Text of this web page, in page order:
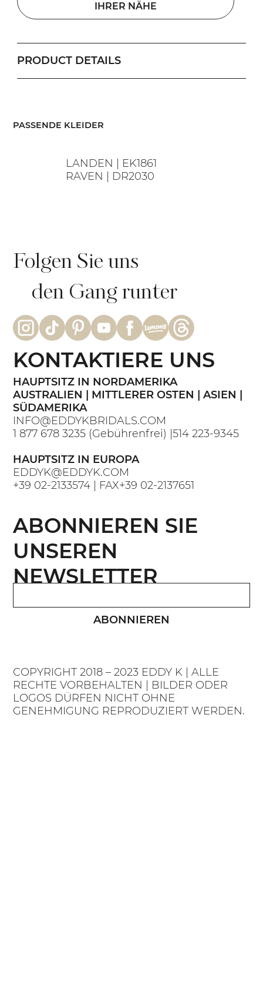
IHRER NÄHE
PRODUCT DETAILS
​PASSENDE KLEIDER
LANDEN | EK1861
RAVEN | DR2030
COPYRIGHT 2018 – 2023 EDDY K | ALLE
RECHTE VORBEHALTEN | BILDER ODER
LOGOS DÜRFEN NICHT OHNE
GENEHMIGUNG REPRODUZIERT WERDEN.
Folgen Sie uns
den Gang runter
HAUPTSITZ IN NORDAMERIKA
AUSTRALIEN | MITTLERER OSTEN | ASIEN |
SÜDAMERIKA
INFO@EDDYKBRIDALS.COM
1 877 678 3235 (Gebührenfrei) |514 223-9345
HAUPTSITZ IN EUROPA
EDDYK@EDDYK.COM
+39 02-2133574 | FAX+39 02-2137651
KONTAKTIERE UNS
ABONNIEREN
ABONNIEREN SIE
UNSEREN
NEWSLETTER